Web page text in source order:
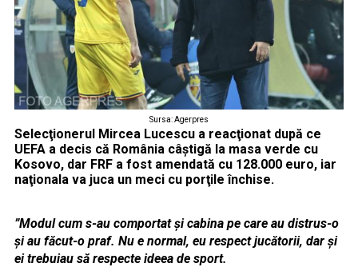
Sursa: Agerpres
Selecţionerul Mircea Lucescu a reacţionat după ce
UEFA a decis că România câştigă la masa verde cu
Kosovo, dar FRF a fost amendată cu 128.000 euro, iar
naţionala va juca un meci cu porţile închise.
”Modul cum s-au comportat și cabina pe care au distrus-o
și au făcut-o praf. Nu e normal, eu respect jucătorii, dar și
ei trebuiau să respecte ideea de sport.